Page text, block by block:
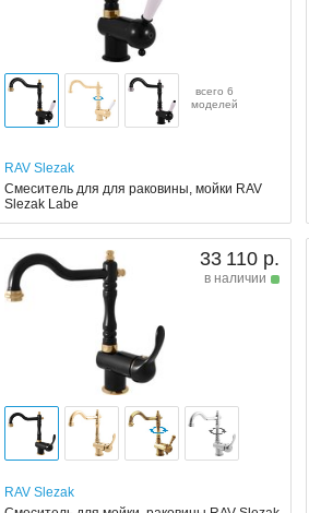
всего 6
моделей
RAV Slezak
Смеситель для для раковины, мойки RAV
Slezak Labe
33 110 р.
в наличии
RAV Slezak